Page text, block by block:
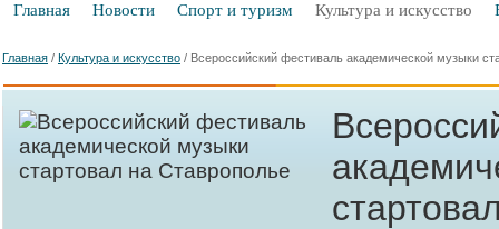
Главная Новости Спорт и туризм Культура и искусство
Главная / Культура и искусство / Всероссийский фестиваль академической музыки